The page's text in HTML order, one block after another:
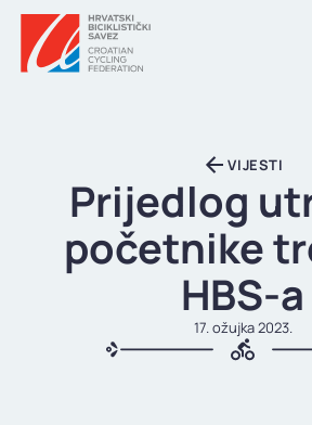
KALENDAR
REZULTATI
TIJELA HBS-A
VIJESTI
Prijedlog
početnike
HBS-a
17. ožujka 2023.